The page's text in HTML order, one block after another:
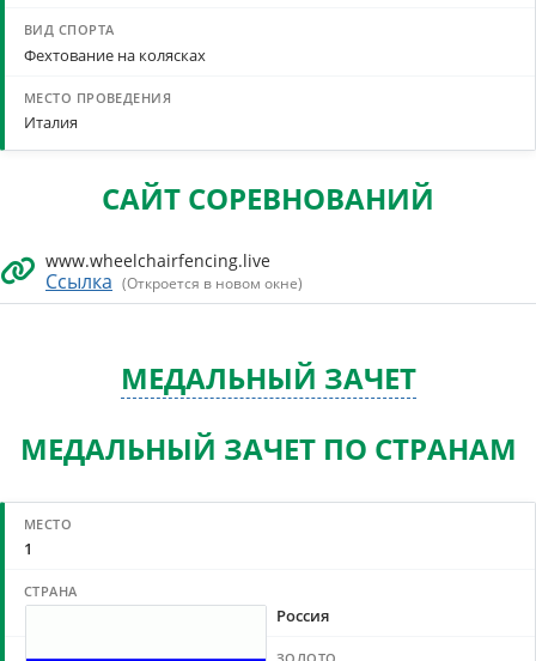
Фехтование на колясках
Италия
САЙТ СОРЕВНОВАНИЙ
www.wheelchairfencing.live
Ссылка (Откроется в новом окне)
МЕДАЛЬНЫЙ ЗАЧЕТ
МЕДАЛЬНЫЙ ЗАЧЕТ ПО СТРАНАМ
1
Россия